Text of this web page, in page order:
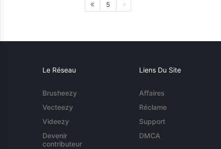
5
Le Réseau
Brusheezy
Vecteezy
Videezy
Devenir
contributeur
Liens Du Site
Affaires
Réclame
Support
DMCA